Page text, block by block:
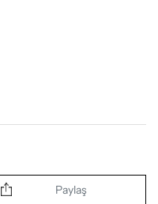
Paylaş